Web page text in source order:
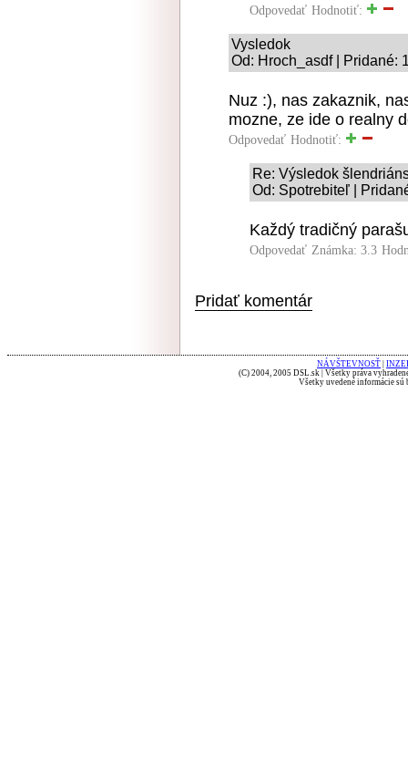
Odpovedať Hodnotiť:
Vysledok
Od: Hroch_asdf | Pridané:
Nuz :), nas zakaznik,
mozne, ze ide o realny
Odpovedať Hodnotiť:
Re: Výsledok
Od: Spotrebiteľ |
Každý tradičný
Odpovedať Známka: 3.3
Pridať komentár
NÁVŠTEVNOSŤ
(C) 2004, 2005 DSL.sk | Všetky práva
Všetky uvedené informácie sú